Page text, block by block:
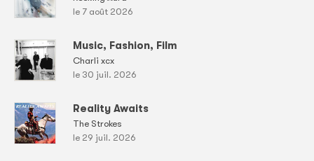
le 7 août 2026
Music, Fashion, Film
Charli xcx
le 30 juil. 2026
Reality Awaits
The Strokes
le 29 juil. 2026